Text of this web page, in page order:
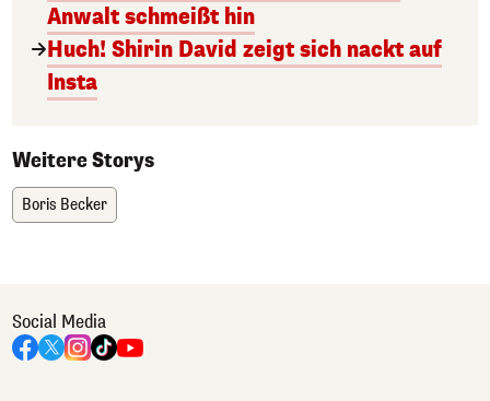
Anwalt schmeißt hin
Huch! Shirin David zeigt sich nackt auf
Insta
Weitere Storys
Boris Becker
Social Media